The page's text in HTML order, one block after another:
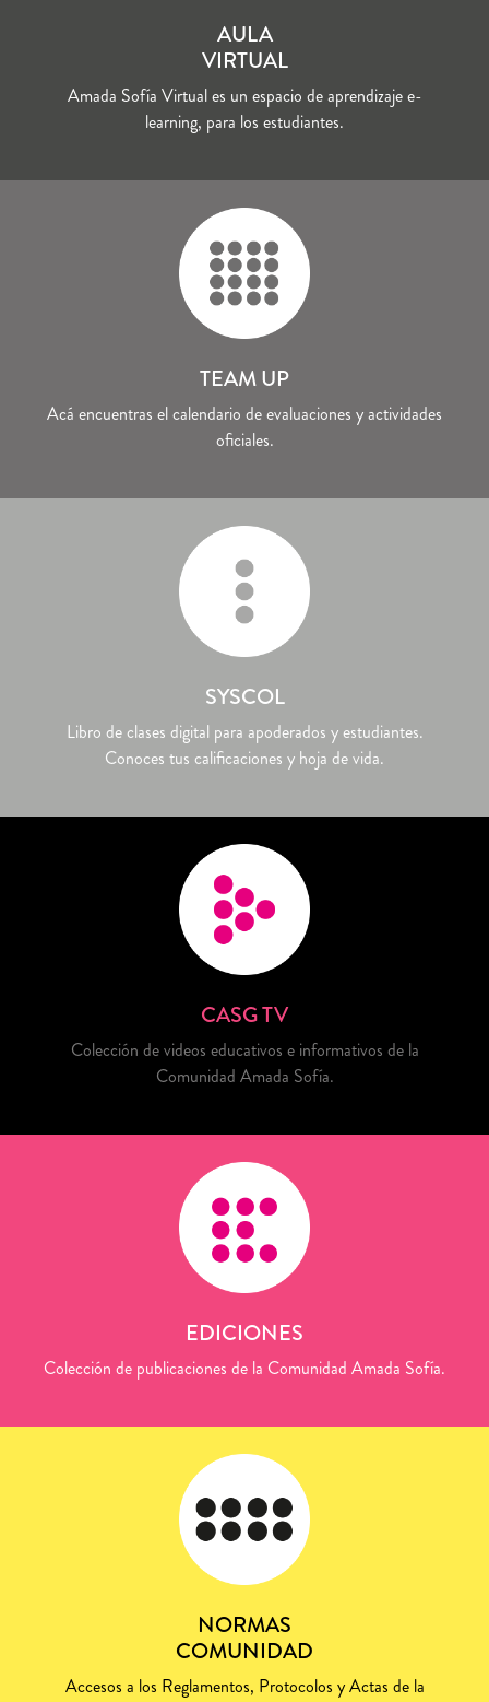
AULA
VIRTUAL
Amada Sofía Virtual es un espacio de aprendizaje e-
learning, para los estudiantes.
TEAM UP
Acá encuentras el calendario de evaluaciones y actividades
oficiales.
SYSCOL
Libro de clases digital para apoderados y estudiantes.
Conoces tus calificaciones y hoja de vida.
CASG TV
Colección de videos educativos e informativos de la
Comunidad Amada Sofía.
EDICIONES
Colección de publicaciones de la Comunidad Amada Sofía.
NORMAS
COMUNIDAD
Accesos a los Reglamentos, Protocolos y Actas de la